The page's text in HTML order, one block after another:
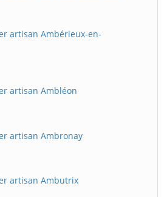
artisan Ambérieux-en-
artisan Ambléon
artisan Ambronay
artisan Ambutrix